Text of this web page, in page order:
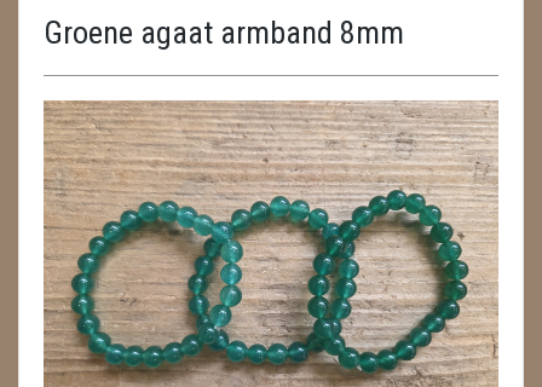
DIERTJES
ENGELEN
FENG SHUI
GEODE 'S / STANDAARDS
GESLEPEN STENEN
HANGERS
Groene agaat armband 8mm